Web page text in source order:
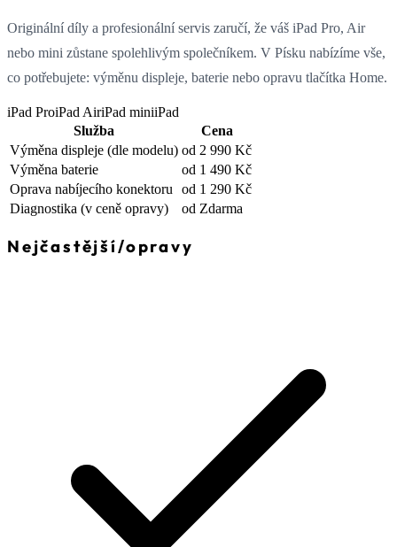
Originální díly a profesionální servis zaručí, že váš iPad Pro, Air
nebo mini zůstane spolehlivým společníkem. V Písku nabízíme vše,
co potřebujete: výměnu displeje, baterie nebo opravu tlačítka Home.
iPad ProiPad AiriPad miniiPad
Služba
Cena
Výměna displeje (dle modelu) od 2 990 Kč
Výměna baterie
od 1 490 Kč
Oprava nabíjecího konektoru
od 1 290 Kč
Diagnostika (v ceně opravy) od Zdarma
Nejčastější/opravy